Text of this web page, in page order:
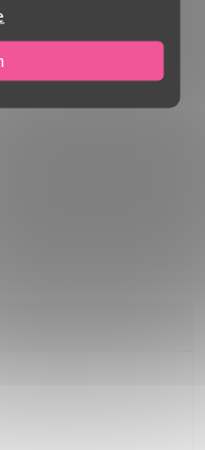
na rub
1 z 5 hviezdičiek.